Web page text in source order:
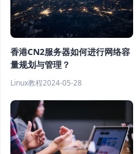
香港CN2服务器如何进行网络容
量规划与管理？
Linux教程2024-05-28